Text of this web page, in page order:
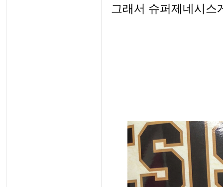
그래서 슈퍼제네시스